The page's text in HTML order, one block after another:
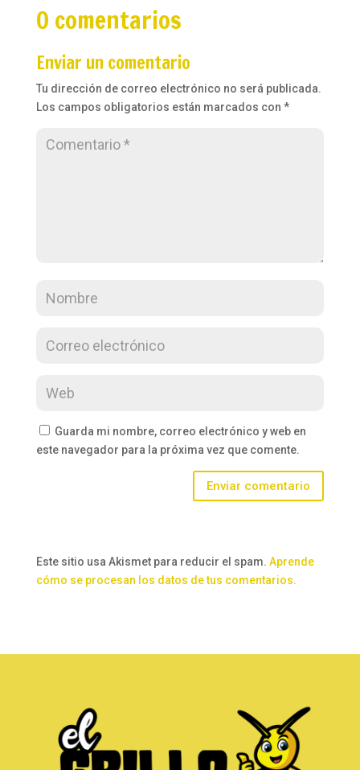
0 comentarios
Enviar un comentario
Tu dirección de correo electrónico no será publicada.
Los campos obligatorios están marcados con *
Guarda mi nombre, correo electrónico y web en
este navegador para la próxima vez que comente.
Enviar comentario
Este sitio usa Akismet para reducir el spam. Aprende
cómo se procesan los datos de tus comentarios.